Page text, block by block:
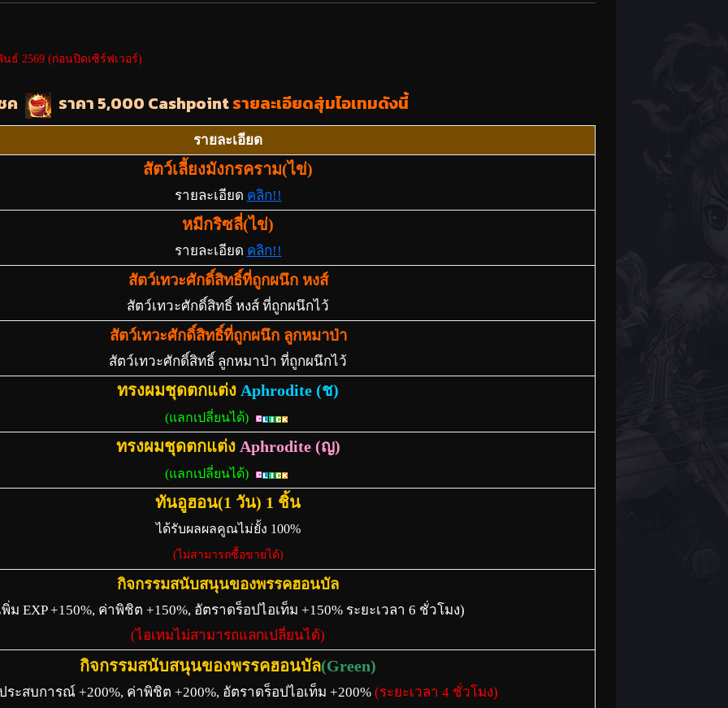
ธ์ 2569 (ก่อนปิดเซิร์ฟเวอร์)
ค ราคา 5,000 Cashpointรายละเอียดสุ่มไอเทมดังนี้
รายละเอียด
สัตว์เลี้ยงมังกรคราม(ไข่)
รายละเอียด คลิก!!
หมีกริซลี่(ไข่)
รายละเอียด คลิก!!
สัตว์เทวะศักดิ์สิทธิ์ที่ถูกผนึก หงส์
สัตว์เทวะศักดิ์สิทธิ์ หงส์ ที่ถูกผนึกไว้
สัตว์เทวะศักดิ์สิทธิ์ที่ถูกผนึก ลูกหมาป่า
สัตว์เทวะศักดิ์สิทธิ์ ลูกหมาป่า ที่ถูกผนึกไว้
ทรงผมชุดตกแต่ง Aphrodite (ช)
(แลกเปลี่ยนได้)
ทรงผมชุดตกแต่ง Aphrodite (ญ)
(แลกเปลี่ยนได้)
ทันอูฮอน(1 วัน) 1 ชิ้น
ได้รับผลผลคูณไม่ยั้ง 100%
(ไม่สามารถซื้อขายได้)
กิจกรรมสนับสนุนของพรรคฮอนบัล
พิ่ม EXP +150%, ค่าพิชิต +150%, อัตราดร็อปไอเท็ม +150% ระยะเวลา 6 ชั่วโมง)
(ไอเทมไม่สามารถแลกเปลี่ยนได้)
กิจกรรมสนับสนุนของพรรคฮอนบัล(Green)
ระสบการณ์ +200%, ค่าพิชิต +200%, อัตราดร็อปไอเท็ม +200% (ระยะเวลา 4 ชั่วโมง)